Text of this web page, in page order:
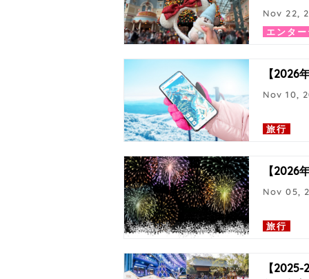
エンタ
Nov 22,
【2026
旅行
Nov 10,
【2026
旅行
Nov 05,
【